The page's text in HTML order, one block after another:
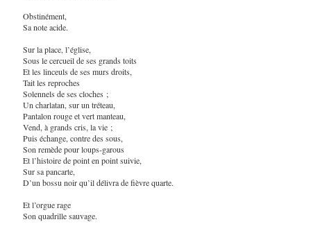
Obstinément,
Sa note acide.
Sur la place, l’église,
Sous le cercueil de ses grands toits
Et les linceuls de ses murs droits,
Tait les reproches
Solennels de ses cloches ;
Un charlatan, sur un tréteau,
Pantalon rouge et vert manteau,
Vend, à grands cris, la vie ;
Puis échange, contre des sous,
Son remède pour loups-garous
Et l’histoire de point en point suivie,
Sur sa pancarte,
D’un bossu noir qu’il délivra de fièvre quarte.
Et l’orgue rage
Son quadrille sauvage.